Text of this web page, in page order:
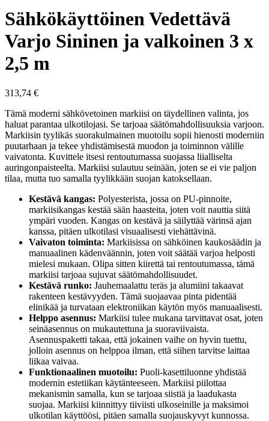
Sähkökäyttöinen Vedettävä
Varjo Sininen ja valkoinen 3 x
2,5 m
313,74 €
Tämä moderni sähkövetoinen markiisi on täydellinen valinta, jos
haluat parantaa ulkotilojasi. Se tarjoaa säätömahdollisuuksia varjoon.
Markiisin tyylikäs suorakulmainen muotoilu sopii hienosti moderniin
puutarhaan ja tekee yhdistämisestä muodon ja toiminnon välille
vaivatonta. Kuvittele itsesi rentoutumassa suojassa liialliselta
auringonpaisteelta. Markiisi sulautuu seinään, joten se ei vie paljon
tilaa, mutta tuo samalla tyylikkään suojan katoksellaan.
Kestävä kangas: Polyesterista, jossa on PU-pinnoite,
markiisikangas kestää sään haasteita, joten voit nauttia siitä
ympäri vuoden. Kangas on kestävä ja säilyttää värinsä ajan
kanssa, pitäen ulkotilasi visuaalisesti viehättävinä.
Vaivaton toiminta: Markiisissa on sähköinen kaukosäädin ja
manuaalinen kädenväännin, joten voit säätää varjoa helposti
mielesi mukaan. Olipa sitten kiirettä tai rentoutumassa, tämä
markiisi tarjoaa sujuvat säätömahdollisuudet.
Kestävä runko: Jauhemaalattu teräs ja alumiini takaavat
rakenteen kestävyyden. Tämä suojaavaa pinta pidentää
elinikää ja turvataan elektroniikan käytön myös manuaalisesti.
Helppo asennus: Markiisi tulee mukana tarvittavat osat, joten
seinäasennus on mukautettuna ja suoraviivaista.
Asennuspaketti takaa, että jokainen vaihe on hyvin tuettu,
jolloin asennus on helppoa ilman, että siihen tarvitse laittaa
liikaa vaivaa.
Funktionaalinen muotoilu: Puoli-kasettiluonne yhdistää
modernin estetiikan käytänteeseen. Markiisi piilottaa
mekanismin samalla, kun se tarjoaa siistiä ja laadukasta
suojaa. Markiisi kiinnittyy tiiviisti ulkoseinille ja maksimoi
ulkotilan käyttöösi, pitäen samalla suojauskyvyt kunnossa.